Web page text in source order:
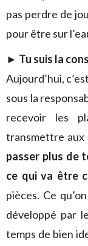
pas perdre de
pour être sur
► Tu suis la
Aujourd’hui,
sous la
recevoir les
transmettre aux
passer plus de
ce qui va être
pièces. Ce
développé par
temps de bien